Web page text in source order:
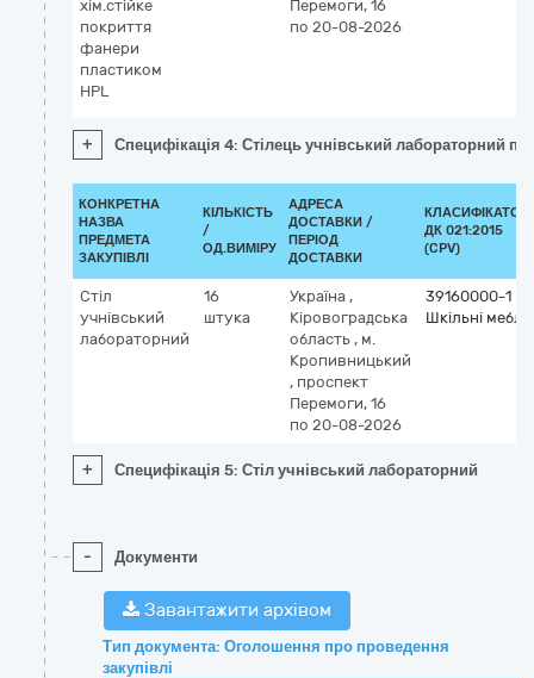
хім.стійке
покриття
фанери
плаcтиком
HPL
Перемоги, 16
по 20-08-2026
+ Специфікація 4: Стілець учнівський лабораторний
КОНКРЕТНА
НАЗВА
ПРЕДМЕТА
ЗАКУПІВЛІ
КІЛЬКІСТЬ
/
ОД.ВИМІРУ
АДРЕСА
ДОСТАВКИ /
ПЕРІОД
ДОСТАВКИ
КЛАСИФІКАТОР
ДК 021:2015
(CPV)
Стіл
учнівський
лабораторний
16
штука
Україна ,
Кіровоградська
область , м.
Кропивницький
, проспект
Перемоги, 16
по 20-08-2026
39160000-1
Шкільні меблі
+ Специфікація 5: Стіл учнівський лабораторний
- Документи
Завантажити архівом
Тип документа: Оголошення про проведення
закупівлі